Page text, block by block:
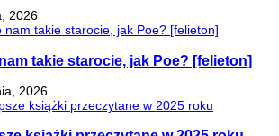
2026
takie starocie, jak Poe? [felieton]
2026